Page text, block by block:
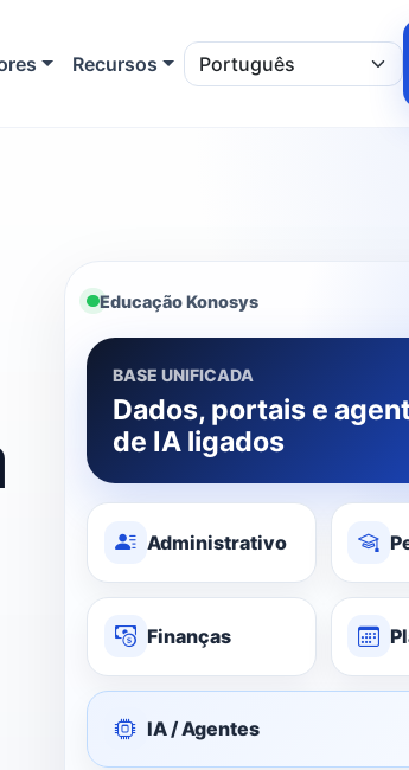
Recursos
Educação Konosys
BASE UNIFICADA
Dados, portais e
de IA ligados
Administrativo
Finanças
IA / Agentes